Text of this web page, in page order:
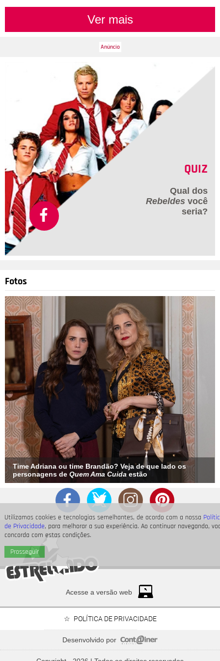
Utilizamos cookies e tecnologias semelhantes, de acordo com a nossa
de Privacidade, para melhorar a sua experiência. Ao continuar navegando,
concorda com estas condições.
Prosseguir
Ver mais
QUIZ
Qual dos
Rebeldes você
seria?
Fotos
Time Adriana ou time Brandão? Veja de que lado os
personagens de Quem Ama Cuida estão
Acesse a versão web
POLÍTICA DE PRIVACIDADE
Desenvolvido por